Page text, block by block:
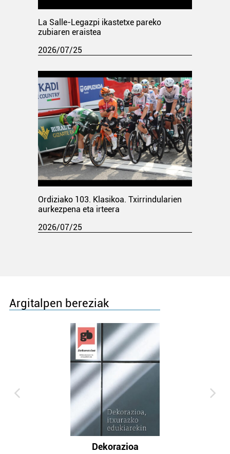
La Salle-Legazpi ikastetxe pareko
zubiaren eraistea
2026/07/25
Ordiziako 103. Klasikoa. Txirrindularien
aurkezpena eta irteera
2026/07/25
Argitalpen bereziak
Dekorazioa